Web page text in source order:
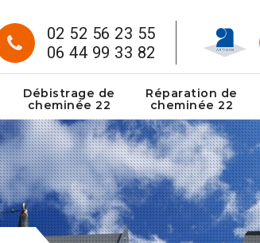
02 52 56 23 55
06 44 99 33 82
Débistrage de
cheminée 22
Réparation de
cheminée 22